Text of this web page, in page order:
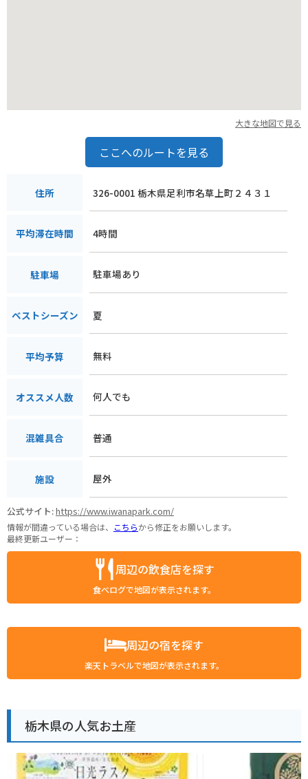
大きな地図で見る
ここへのルートを見る
住所 326-0001 栃木県足利市名草上町２４３１
平均滞在時間 4時間
駐車場 駐車場あり
ベストシーズン 夏
平均予算 無料
オススメ人数 何人でも
混雑具合 普通
施設 屋外
公式サイト:https://www.iwanapark.com/
情報が間違っている場合は、 こちらから修正をお願いします。
最終更新ユーザー：
周辺の飲食店を探す
食べログで地図が表示されます。
周辺の宿を探す
楽天トラベルで地図が表示されます。
栃木県の人気お土産